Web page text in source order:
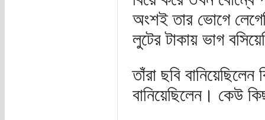
অংশই তার ভোগে
লুটের টাকায় ভাগ
তাঁরা ছবি
বানিয়েছিলেন। কেউ